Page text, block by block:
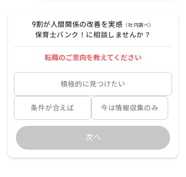
9割が人間関係の改善を実感 （社内調べ）
保育士バンク！に相談しませんか？
転職のご意向を教えてください
積極的に見つけたい
条件が合えば 今は情報収集のみ
次へ